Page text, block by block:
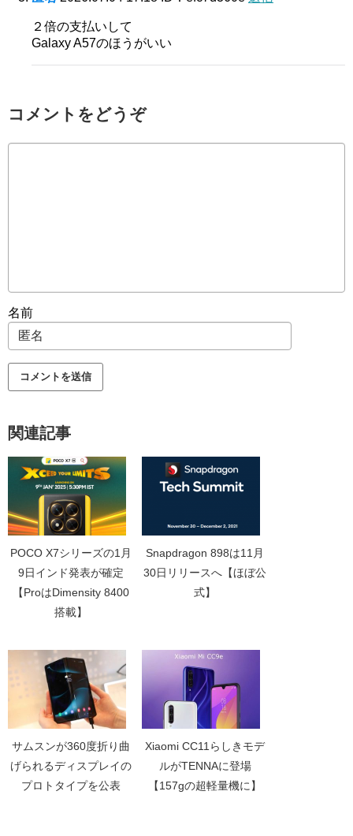
２倍の支払いして
Galaxy A57のほうがいい
コメントをどうぞ
名前
関連記事
POCO X7シリーズの1月
9日インド発表が確定
【ProはDimensity 8400
搭載】
Snapdragon 898は11月
30日リリースへ【ほぼ公
式】
サムスンが360度折り曲
げられるディスプレイの
プロトタイプを公表
Xiaomi CC11らしきモデ
ルがTENNAに登場
【157gの超軽量機に】